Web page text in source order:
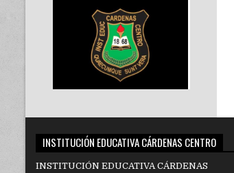
INSTITUCIÓN EDUCATIVA CÁRDENAS CENTRO
INSTITUCIÓN EDUCATIVA CÁRDENAS